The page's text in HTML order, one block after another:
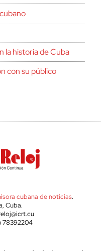
la historia de Cuba
con su público
cubana de noticias.
Cuba.
78392204